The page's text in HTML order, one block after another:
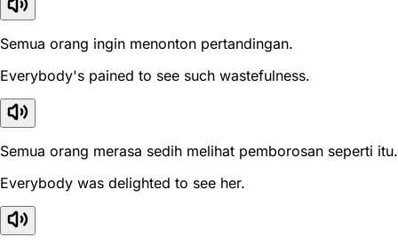
Semua orang ingin menonton pertandingan.
Everybody's pained to see such wastefulness.
Semua orang merasa sedih melihat pemborosan seperti itu.
Everybody was delighted to see her.